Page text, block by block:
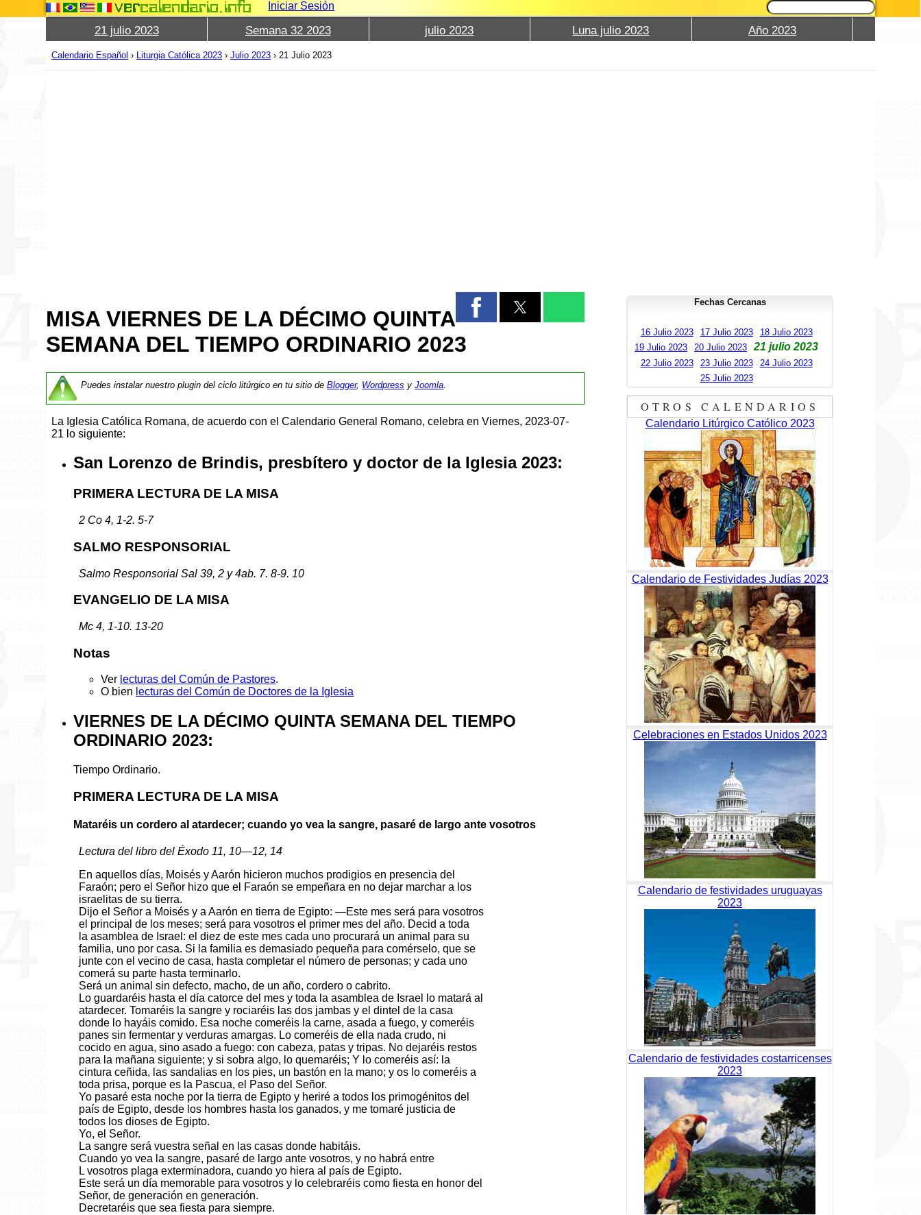
Iniciar Sesión
21 julio 2023 Semana 32 2023 julio 2023 Luna julio 2023 Año 2023
Calendario Español › Liturgia Católica 2023 ›Julio 2023 ›21 Julio 2023
MISA VIERNES DE LA DÉCIMO QUINTA
SEMANA DEL TIEMPO ORDINARIO 2023
Puedes instalar nuestro plugin del ciclo litúrgico en tu sitio deBlogger, Wordpress yJoomla
La Iglesia Católica Romana, de acuerdo con el Calendario General Romano, celebra en Viernes, 2023-07-
21 lo siguiente:
San Lorenzo de Brindis, presbítero y doctor de la Iglesia 2023:
PRIMERA LECTURA DE LA MISA
2 Co 4, 1-2. 5-7
SALMO RESPONSORIAL
Salmo Responsorial Sal 39, 2 y 4ab. 7. 8-9. 10
EVANGELIO DE LA MISA
Mc 4, 1-10. 13-20
Notas
Ver lecturas del Común de Pastores.
O bien lecturas del Común de Doctores de la Iglesia
VIERNES DE LA DÉCIMO QUINTA SEMANA DEL TIEMPO
ORDINARIO 2023:
Tiempo Ordinario.
PRIMERA LECTURA DE LA MISA
Mataréis un cordero al atardecer; cuando yo vea la sangre, pasaré de largo ante vosotros
Lectura del libro del Éxodo 11, 10—12, 14
En aquellos días, Moisés y Aarón hicieron muchos prodigios en presencia del
Faraón; pero el Señor hizo que el Faraón se empeñara en no dejar marchar a los
israelitas de su tierra.
Dijo el Señor a Moisés y a Aarón en tierra de Egipto: —Este mes será para vosotros
el principal de los meses; será para vosotros el primer mes del año. Decid a toda
la asamblea de Israel: el diez de este mes cada uno procurará un animal para su
familia, uno por casa. Si la familia es demasiado pequeña para comérselo, que se
junte con el vecino de casa, hasta completar el número de personas; y cada uno
comerá su parte hasta terminarlo.
Será un animal sin defecto, macho, de un año, cordero o cabrito.
Lo guardaréis hasta el día catorce del mes y toda la asamblea de Israel lo matará al
atardecer. Tomaréis la sangre y rociaréis las dos jambas y el dintel de la casa
donde lo hayáis comido. Esa noche comeréis la carne, asada a fuego, y comeréis
panes sin fermentar y verduras amargas. Lo comeréis de ella nada crudo, ni
cocido en agua, sino asado a fuego: con cabeza, patas y tripas. No dejaréis restos
para la mañana siguiente; y si sobra algo, lo quemaréis; Y lo comeréis así: la
cintura ceñida, las sandalias en los pies, un bastón en la mano; y os lo comeréis a
toda prisa, porque es la Pascua, el Paso del Señor.
Yo pasaré esta noche por la tierra de Egipto y heriré a todos los primogénitos del
país de Egipto, desde los hombres hasta los ganados, y me tomaré justicia de
todos los dioses de Egipto.
Yo, el Señor.
La sangre será vuestra señal en las casas donde habitáis.
Cuando yo vea la sangre, pasaré de largo ante vosotros, y no habrá entre
L vosotros plaga exterminadora, cuando yo hiera al país de Egipto.
Este será un día memorable para vosotros y lo celebraréis como fiesta en honor del
Señor, de generación en generación.
Decretaréis que sea fiesta para siempre.
Fechas Cercanas
16 Julio 2023 17 Julio 2023
18 Julio 2023
19 Julio 2023
20 Julio 2023 21 julio 2023
22 Julio 2023 23 Julio 2023
24 Julio 2023
25 Julio 2023
OTROS CALENDARIOS
Calendario Litúrgico Católico 2023
Calendario de Festividades Judías 2023
Celebraciones en Estados Unidos 2023
Calendario de festividades uruguayas
2023
Calendario de festividades costarricenses
2023